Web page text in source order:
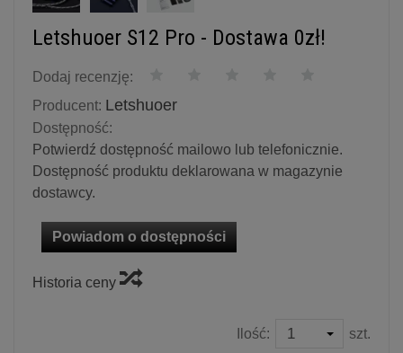
Letshuoer S12 Pro - Dostawa 0zł!
Dodaj recenzję:
Producent: Letshuoer
Dostępność:
Potwierdź dostępność mailowo lub telefonicznie.
Dostępność produktu deklarowana w magazynie
dostawcy.
Powiadom o dostępności
Historia ceny
Ilość: szt.